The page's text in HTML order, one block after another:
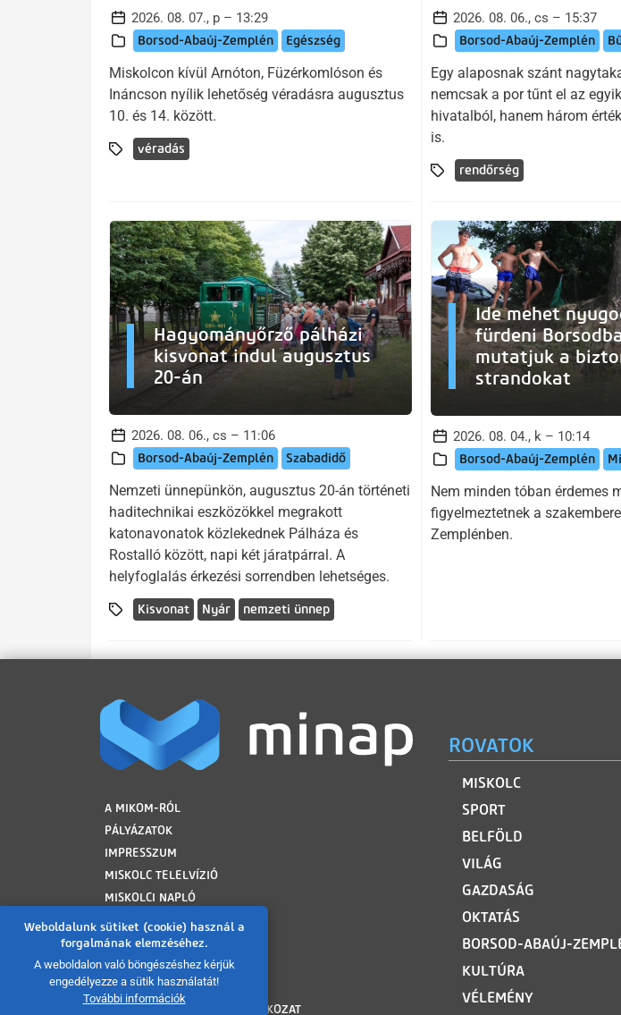
Weboldalunk sütiket (cookie) használ a
forgalmának elemzéséhez.
A weboldalon való böngészéshez kérjük
engedélyezze a sütik használatát!
További információk
2026. 08. 07., p – 13:29
Borsod-Abaúj-Zemplén Egészség
Miskolcon kívül Arnóton, Füzérkomlóson és
Ináncson nyílik lehetőség véradásra augusztus
10. és 14. között.
véradás
2026. 08. 06., cs – 15:37
Borsod-Abaúj-Zemplén
Egy alaposnak szánt
nemcsak a por tűnt el az
hivatalból, hanem három
is.
rendőrség
Hagyományőrző pálházi
kisvonat indul augusztus
20-án
2026. 08. 06., cs – 11:06
Borsod-Abaúj-Zemplén Szabadidő
Nemzeti ünnepünkön, augusztus 20-án történeti
haditechnikai eszközökkel megrakott
katonavonatok közlekednek Pálháza és
Rostalló között, napi két járatpárral. A
helyfoglalás érkezési sorrendben lehetséges.
Kisvonat Nyár nemzeti ünnep
Ide mehet
fürdeni
mutatjuk a
strandokat
2026. 08. 04., k – 10:14
Borsod-Abaúj-Zemplén
Nem minden tóban érdemes
figyelmeztetnek a
Zemplénben.
LÁBLÉC
A MIKOM-RÓL
PÁLYÁZATOK
IMPRESSZUM
MISKOLC TELELVÍZIÓ
MISKOLCI NAPLÓ
MINAP ARCHÍVUM
FELHASZNÁLÁSI FELTÉTELEK
ADATVÉDELMI TÁJÉKOZTATÓ
SÜTI TÁJÉKOZTATÓ
AKADÁLYMENTESÍTÉSI NYILATKOZAT
ROVATOK
MISKOLC
SPORT
BELFÖLD
VILÁG
GAZDASÁG
OKTATÁS
BORSOD-ABAÚJ-
KULTÚRA
VÉLEMÉNY